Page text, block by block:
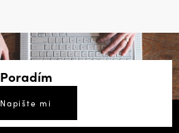
Poradím
Napište mi